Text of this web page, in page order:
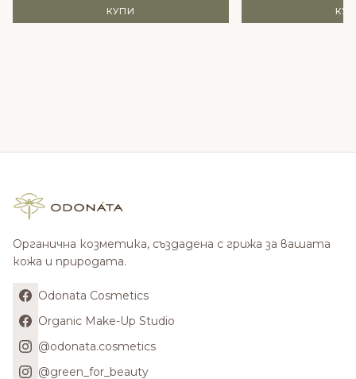
КУПИ
Органична козметика, създадена с грижа за вашата
кожа и природата.
Odonata Cosmetics
Organic Make-Up Studio
@odonata.cosmetics
@green_for_beauty